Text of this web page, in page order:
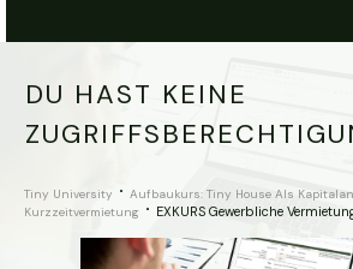
DU HAST KEINE
Tiny University
Aufbaukurs: Tiny House Als
Kurzzeitvermietung
EXKURS Gewerbliche